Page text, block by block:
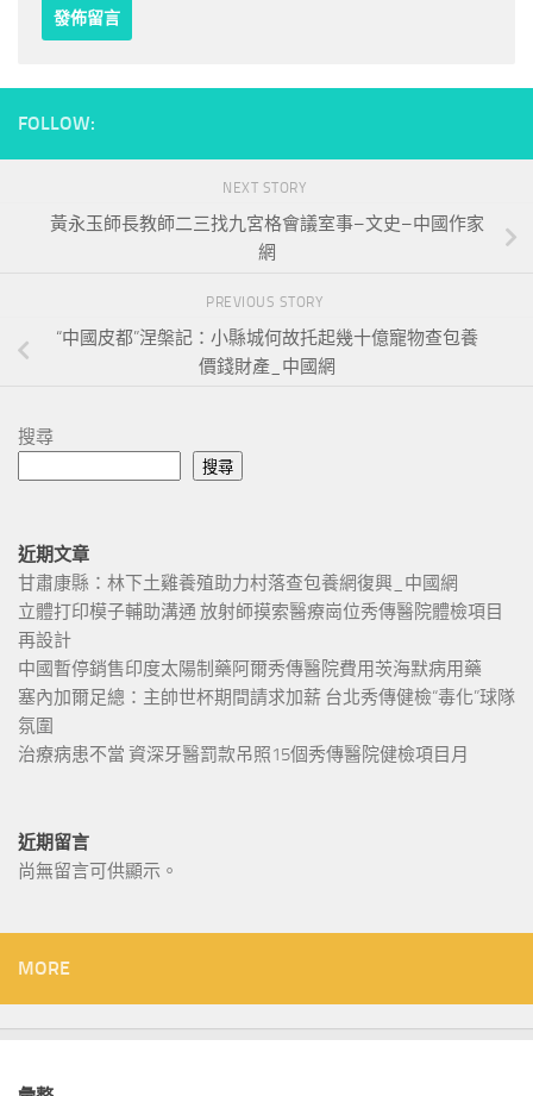
FOLLOW:
NEXT STORY
黃永玉師長教師二三找九宮格會議室事–文史–中國作家
網
PREVIOUS STORY
“中國皮都”涅槃記：小縣城何故托起幾十億寵物查包養
價錢財產_中國網
搜尋
搜尋
近期文章
甘肅康縣：林下土雞養殖助力村落查包養網復興_中國網
立體打印模子輔助溝通 放射師摸索醫療崗位秀傳醫院體檢項目
再設計
中國暫停銷售印度太陽制藥阿爾秀傳醫院費用茨海默病用藥
塞內加爾足總：主帥世杯期間請求加薪 台北秀傳健檢“毒化”球隊
氛圍
治療病患不當 資深牙醫罰款吊照15個秀傳醫院健檢項目月
近期留言
尚無留言可供顯示。
MORE